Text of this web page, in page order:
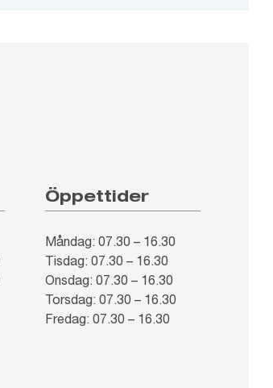
Öppettider
Måndag: 07.30 – 16.30
Tisdag: 07.30 – 16.30
Onsdag: 07.30 – 16.30
Torsdag: 07.30 – 16.30
Fredag: 07.30 – 16.30